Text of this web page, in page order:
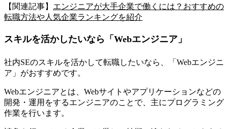
【関連記事】 エンジニアが大手企業で働くには？おすすめの
転職方法や人気企業ランキングを紹介
スキルを活かしたいなら「Webエンジニア」
社内SEのスキルを活かして転職したいなら、「Webエンジニ
ア」がおすすめです。
Webエンジニアとは、Webサイトやアプリケーションなどの
開発・運用をするエンジニアのことで、主にプログラミング
作業を行います。